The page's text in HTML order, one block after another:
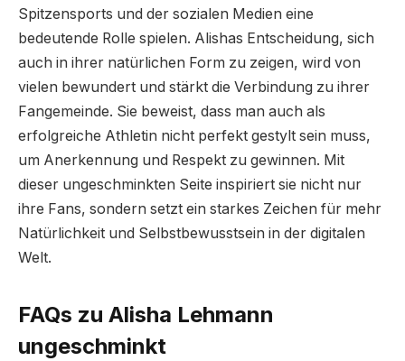
Spitzensports und der sozialen Medien eine
bedeutende Rolle spielen. Alishas Entscheidung, sich
auch in ihrer natürlichen Form zu zeigen, wird von
vielen bewundert und stärkt die Verbindung zu ihrer
Fangemeinde. Sie beweist, dass man auch als
erfolgreiche Athletin nicht perfekt gestylt sein muss,
um Anerkennung und Respekt zu gewinnen. Mit
dieser ungeschminkten Seite inspiriert sie nicht nur
ihre Fans, sondern setzt ein starkes Zeichen für mehr
Natürlichkeit und Selbstbewusstsein in der digitalen
Welt.
FAQs zu Alisha Lehmann
ungeschminkt